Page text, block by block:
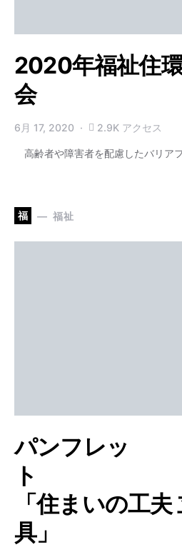
2020年福祉住
会
6月 17, 2020 2.9K アクセス
高齢者や障害者を配慮したバリア
福 福祉
パンフレッ
「住まいの工
具」